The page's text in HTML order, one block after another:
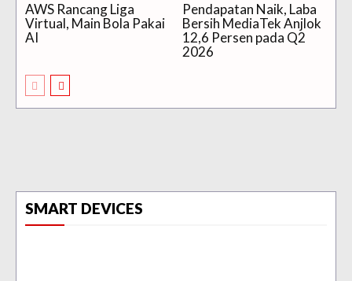
AWS Rancang Liga
Virtual, Main Bola Pakai
AI
Pendapatan Naik, Laba
Bersih MediaTek Anjlok
12,6 Persen pada Q2
2026
SMART DEVICES